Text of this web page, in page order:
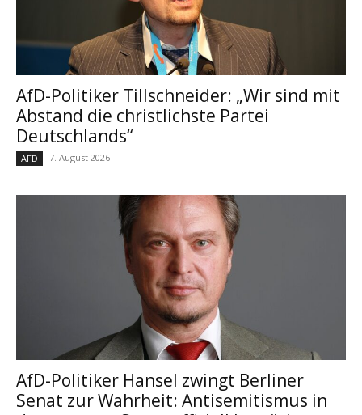
AfD-Politiker Tillschneider: „Wir sind mit
Abstand die christlichste Partei
Deutschlands“
AFD 7. August 2026
AfD-Politiker Hansel zwingt Berliner
Senat zur Wahrheit: Antisemitismus in